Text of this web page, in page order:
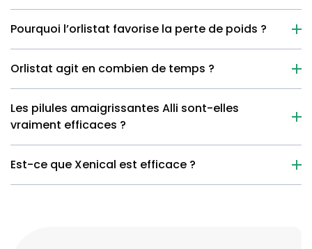
Pourquoi l’orlistat favorise la perte de poids ?
Orlistat agit en combien de temps ?
Les pilules amaigrissantes Alli sont-elles
vraiment efficaces ?
Est-ce que Xenical est efficace ?